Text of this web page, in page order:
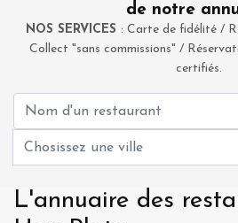
de notre
NOS SERVICES : Carte de fidélité /
Collect "sans commissions" /
certifiés.
L'annuaire des